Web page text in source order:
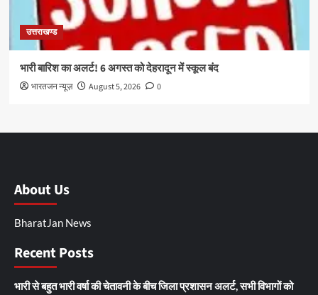
उत्तराखण्ड
भारी बारिश का अलर्ट! 6 अगस्त को देहरादून में स्कूल बंद
भारतजन न्यूज़ August 5, 2026 0
About Us
BharatJan News
Recent Posts
भारी से बहुत भारी वर्षा की चेतावनी के बीच जिला प्रशासन अलर्ट, सभी विभागों को